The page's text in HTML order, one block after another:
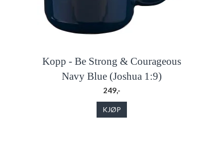
Kopp - Be Strong & Courageous
Navy Blue (Joshua 1:9)
249,-
KJØP